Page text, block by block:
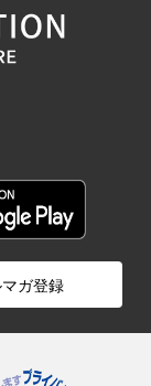
マガ登録